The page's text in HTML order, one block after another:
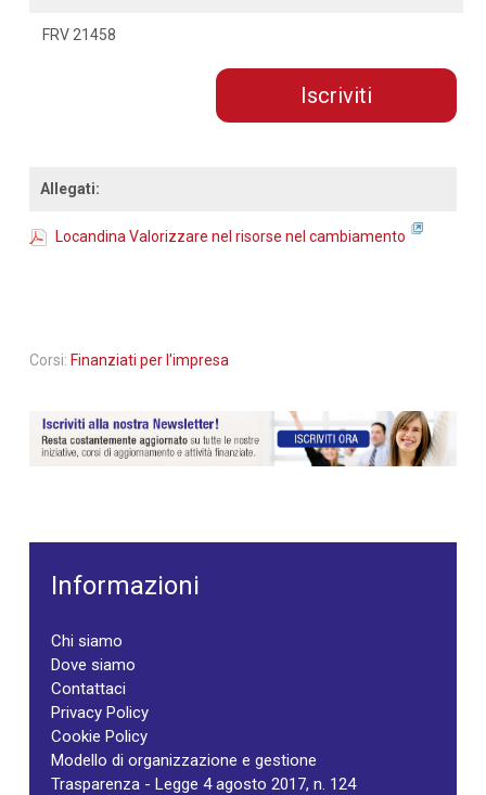
FRV 21458
Iscriviti
Allegati:
Locandina Valorizzare nel risorse nel cambiamento
Corsi: Finanziati per l'impresa
Informazioni
Chi siamo
Dove siamo
Contattaci
Privacy Policy
Cookie Policy
Modello di organizzazione e gestione
Trasparenza - Legge 4 agosto 2017, n. 124